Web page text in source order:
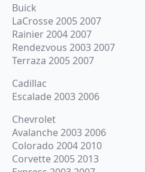
Buick
LaCrosse 2005 2007
Rainier 2004 2007
Rendezvous 2003 2007
Terraza 2005 2007
Cadillac
Escalade 2003 2006
Chevrolet
Avalanche 2003 2006
Colorado 2004 2010
Corvette 2005 2013